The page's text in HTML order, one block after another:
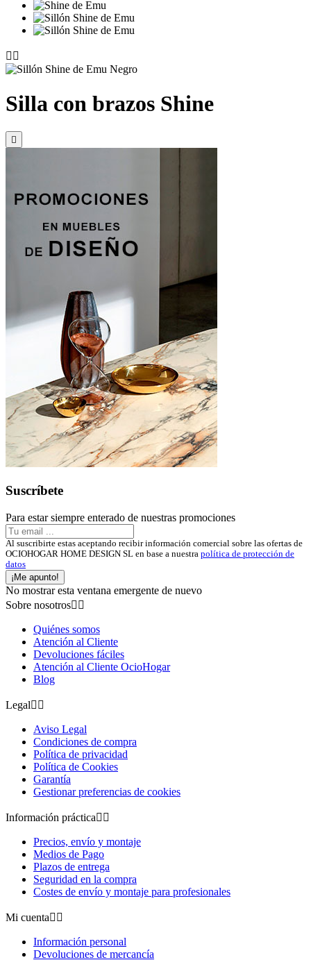
 
Silla con brazos Shine

Suscríbete
Para estar siempre enterado de nuestras promociones
Al suscribirte estas aceptando recibir información comercial sobre las ofertas de
OCIOHOGAR HOME DESIGN SL en base a nuestra política de protección de
datos
¡Me apunto!
No mostrar esta ventana emergente de nuevo
Sobre nosotros 
Quiénes somos
Atención al Cliente
Devoluciones fáciles
Atención al Cliente OcioHogar
Blog
Legal 
Aviso Legal
Condiciones de compra
Política de privacidad
Política de Cookies
Garantía
Gestionar preferencias de cookies
Información práctica 
Precios, envío y montaje
Medios de Pago
Plazos de entrega
Seguridad en la compra
Costes de envío y montaje para profesionales
Mi cuenta 
Información personal
Devoluciones de mercancía